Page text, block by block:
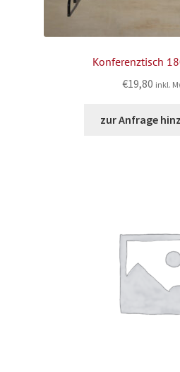
Konferenztisch
€19,80 inkl.
zur Anfrage